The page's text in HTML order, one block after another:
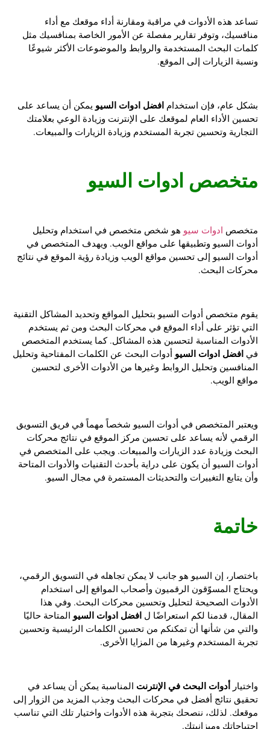
تساعد هذه الأدوات في مراقبة ومقارنة أداء موقعك مع أداء
منافسيك، وتوفر تقارير مفصلة عن الأمور الخاصة بمنافسيك مثل
كلمات البحث المستخدمة والروابط والموضوعات الأكثر شيوعًا
ونسبة الزيارات إلى الموقع.
بشكل عام، فإن استخدامافضل ادوات السيويمكن أن يساعد على
تحسين الأداء العام لموقعك على الإنترنت وزيادة الوعي بعلامتك
التجارية وتحسين تجربة المستخدم وزيادة الزيارات والمبيعات.
متخصص ادوات السيو
متخصصادوات سيوهو شخص متخصص في استخدام وتحليل
أدوات السيو وتطبيقها على مواقع الويب. ويهدف المتخصص في
أدوات السيو إلى تحسين مواقع الويب وزيادة رؤية الموقع في نتائج
محركات البحث.
يقوم متخصص أدوات السيو بتحليل المواقع وتحديد المشاكل التقنية
التي تؤثر على أداء الموقع في محركات البحث ومن ثم يستخدم
الأدوات المناسبة لتحسين هذه المشاكل. كما يستخدم المتخصص
فيافضل ادوات السيوأدوات البحث عن الكلمات المفتاحية وتحليل
المنافسين وتحليل الروابط وغيرها من الأدوات الأخرى لتحسين
مواقع الويب.
ويعتبر المتخصص في أدوات السيو شخصاً مهماً في فريق التسويق
الرقمي لأنه يساعد على تحسين مركز الموقع في نتائج محركات
البحث وزيادة عدد الزيارات والمبيعات. ويجب على المتخصص في
أدوات السيو أن يكون على دراية بأحدث التقنيات والأدوات المتاحة
وأن يتابع التغييرات والتحديثات المستمرة في مجال السيو.
خاتمة
باختصار، إن السيو هو جانب لا يمكن تجاهله في التسويق الرقمي،
ويحتاج المسوّقون الرقميون وأصحاب المواقع إلى استخدام
الأدوات الصحيحة لتحليل وتحسين محركات البحث. وفي هذا
المقال، قدمنا لكم استعراضًا ل افضل ادوات السيوالمتاحة حاليًا
والتي من شأنها أن تمكنكم من تحسين الكلمات الرئيسية وتحسين
تجربة المستخدم وغيرها من المزايا الأخرى.
واختيارأدوات البحث في الإنترنت المناسبة يمكن أن يساعد في
تحقيق نتائج أفضل في محركات البحث وجذب المزيد من الزوار إلى
موقعك. لذلك، ننصحك بتجربة هذه الأدوات واختيار تلك التي تناسب
احتياجاتك وميزانيتك.